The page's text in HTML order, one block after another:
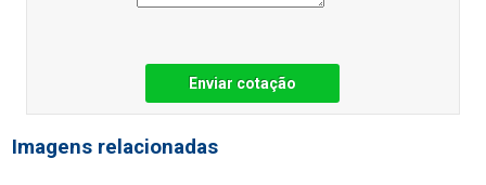
Enviar cotação
Imagens relacionadas